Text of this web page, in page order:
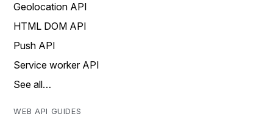
Geolocation API
HTML DOM API
Push API
Service worker API
See all…
WEB API GUIDES